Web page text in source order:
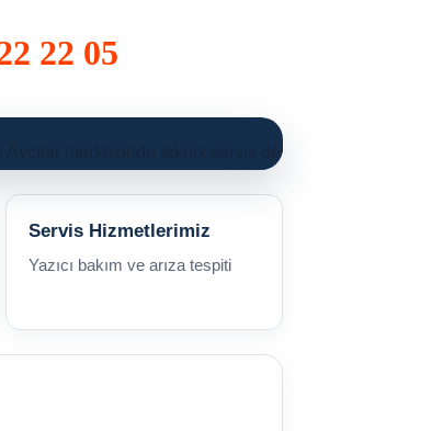
22 05
merkezinde teknik servis desteği.
Servis Hizmetlerimiz
Yazıcı bakım ve arıza tespiti